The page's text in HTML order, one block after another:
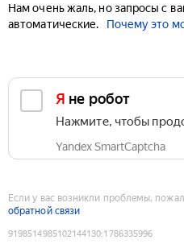
Нам очень жаль, но запросы с
автоматические.
Почему это
Я не робот
Нажмите, чтобы
Yandex SmartCaptcha
Если у вас возникли проблемы,
обратной связи
9198514985102144130:1786335996